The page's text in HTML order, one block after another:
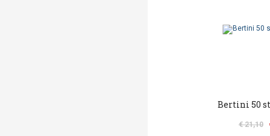
Bertini 50
€ 21,10